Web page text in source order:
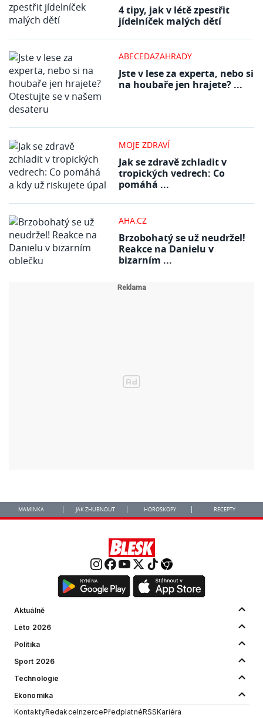
4 tipy, jak v létě zpestřit
jídelníček malých dětí
ABECEDAZAHRADY
Jste v lese za experta, nebo si
na houbaře jen hrajete? ...
MOJE ZDRAVÍ
Jak se zdravě zchladit v
tropických vedrech: Co
pomáhá ...
AHA.CZ
Brzobohatý se už neudržel!
Reakce na Danielu v
bizarním ...
MAMINKA JAK ZHUBNOUT HOROSKOPY RECEPTY
Aktuálně
Léto 2026
Politika
Sport 2026
Technologie
Ekonomika
KontaktyRedakceInzercePředplatnéRSSKariéra